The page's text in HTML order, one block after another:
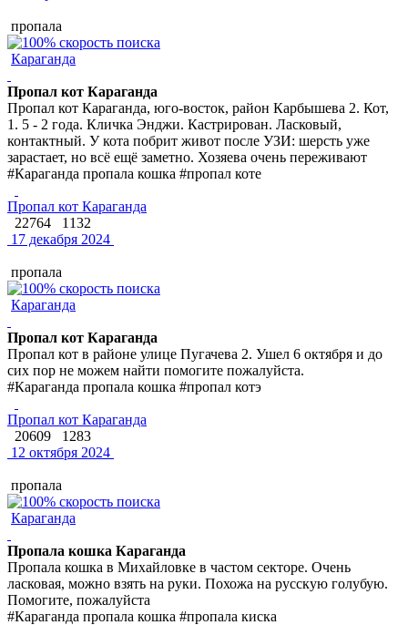
пропала
Караганда
Пропал кот Караганда
Пропал кот Караганда, юго-восток, район Карбышева 2. Кот,
1. 5 - 2 года. Кличка Энджи. Кастрирован. Ласковый,
контактный. У кота побрит живот после УЗИ: шерсть уже
зарастает, но всё ещё заметно. Хозяева очень переживают
#Караганда пропала кошка #пропал коте
Пропал кот Караганда
22764
1132
17 декабря 2024
пропала
Караганда
Пропал кот Караганда
Пропал кот в районе улице Пугачева 2. Ушел 6 октября и до
сих пор не можем найти помогите пожалуйста.
#Караганда пропала кошка #пропал котэ
Пропал кот Караганда
20609
1283
12 октября 2024
пропала
Караганда
Пропала кошка Караганда
Пропала кошка в Михайловке в частом секторе. Очень
ласковая, можно взять на руки. Похожа на русскую голубую.
Помогите, пожалуйста
#Караганда пропала кошка #пропала киска